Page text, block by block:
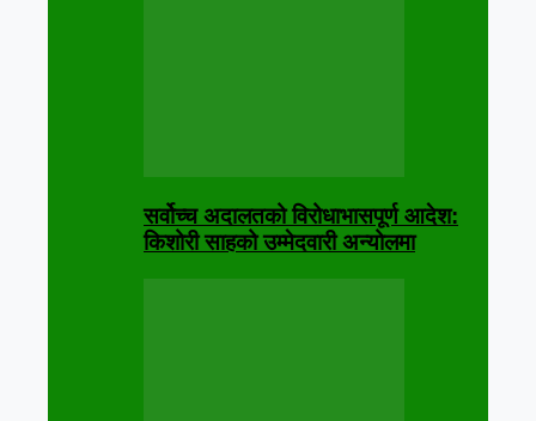
सर्वोच्च अदालतको विरोधाभासपूर्ण आदेश:
किशोरी साहको उम्मेदवारी अन्योलमा